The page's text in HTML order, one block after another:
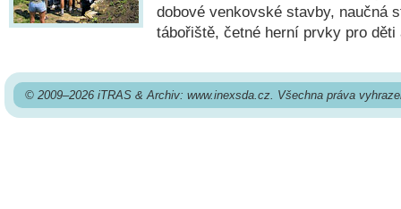
dobové venkovské stavby, naučná
tábořiště, četné herní prvky pro děti
© 2009–2026 iTRAS & Archiv: www.inexsda.cz. Všechna práva